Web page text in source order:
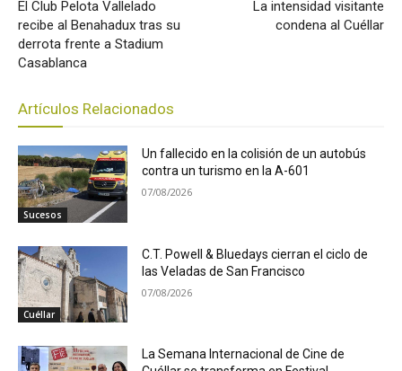
El Club Pelota Vallelado
recibe al Benahadux tras su
derrota frente a Stadium
Casablanca
La intensidad visitante
condena al Cuéllar
Artículos Relacionados
Sucesos
Un fallecido en la colisión de un autobús
contra un turismo en la A-601
07/08/2026
Cuéllar
C.T. Powell & Bluedays cierran el ciclo de
las Veladas de San Francisco
07/08/2026
La Semana Internacional de Cine de